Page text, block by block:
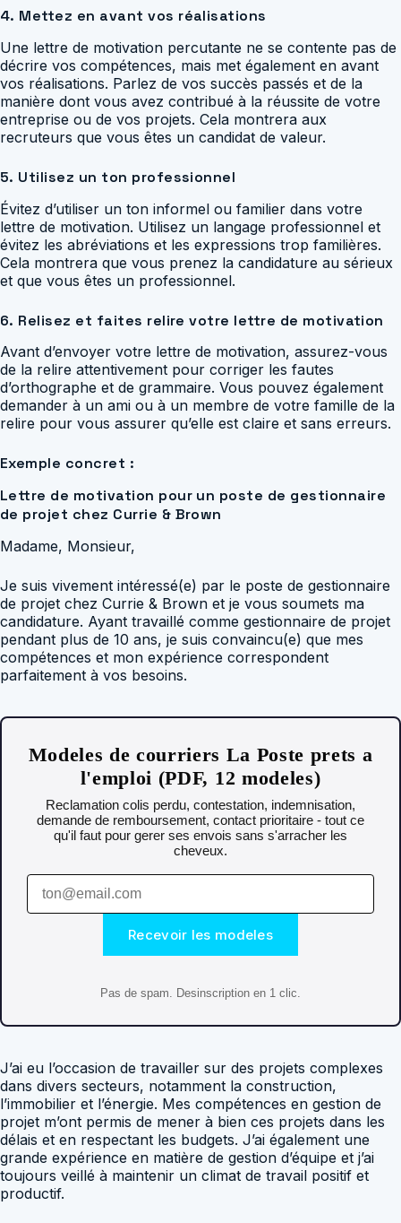
4. Mettez en avant vos réalisations
Une lettre de motivation percutante ne se contente pas de
décrire vos compétences, mais met également en avant
vos réalisations. Parlez de vos succès passés et de la
manière dont vous avez contribué à la réussite de votre
entreprise ou de vos projets. Cela montrera aux
recruteurs que vous êtes un candidat de valeur.
5. Utilisez un ton professionnel
Évitez d’utiliser un ton informel ou familier dans votre
lettre de motivation. Utilisez un langage professionnel et
évitez les abréviations et les expressions trop familières.
Cela montrera que vous prenez la candidature au sérieux
et que vous êtes un professionnel.
6. Relisez et faites relire votre lettre de motivation
Avant d’envoyer votre lettre de motivation, assurez-vous
de la relire attentivement pour corriger les fautes
d’orthographe et de grammaire. Vous pouvez également
demander à un ami ou à un membre de votre famille de la
relire pour vous assurer qu’elle est claire et sans erreurs.
Exemple concret :
Lettre de motivation pour un poste de gestionnaire
de projet chez Currie & Brown
Madame, Monsieur,
Je suis vivement intéressé(e) par le poste de gestionnaire
de projet chez Currie & Brown et je vous soumets ma
candidature. Ayant travaillé comme gestionnaire de projet
pendant plus de 10 ans, je suis convaincu(e) que mes
compétences et mon expérience correspondent
parfaitement à vos besoins.
Modeles de courriers La Poste prets a
l'emploi (PDF, 12 modeles)
Reclamation colis perdu, contestation, indemnisation,
demande de remboursement, contact prioritaire - tout ce
qu'il faut pour gerer ses envois sans s'arracher les
cheveux.
Recevoir les modeles
Pas de spam. Desinscription en 1 clic.
J’ai eu l’occasion de travailler sur des projets complexes
dans divers secteurs, notamment la construction,
l’immobilier et l’énergie. Mes compétences en gestion de
projet m’ont permis de mener à bien ces projets dans les
délais et en respectant les budgets. J’ai également une
grande expérience en matière de gestion d’équipe et j’ai
toujours veillé à maintenir un climat de travail positif et
productif.